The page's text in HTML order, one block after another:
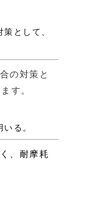
として、
の対策と
す。
る。
、耐摩耗